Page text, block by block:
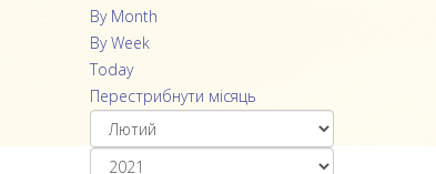
By Month
By Week
Today
Перестрибнути місяць